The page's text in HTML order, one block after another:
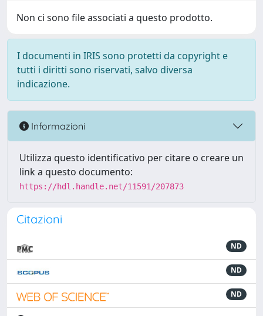
Non ci sono file associati a questo prodotto.
I documenti in IRIS sono protetti da copyright e
tutti i diritti sono riservati, salvo diversa
indicazione.
Informazioni
Utilizza questo identificativo per citare o creare un
link a questo documento:
https://hdl.handle.net/11591/207873
Citazioni
ND
ND
ND